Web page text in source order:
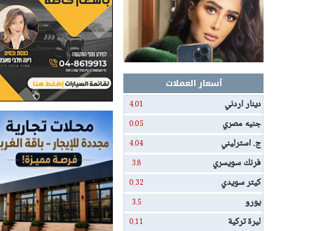
أسعار العملات
دينار اردني
4.01
جنيه مصري 0.05
ج. استرليني 4.04
فرنك سويسري 3.8
كيتر سويدي 0.32
يورو 3.5
ليرة تركية 0.11